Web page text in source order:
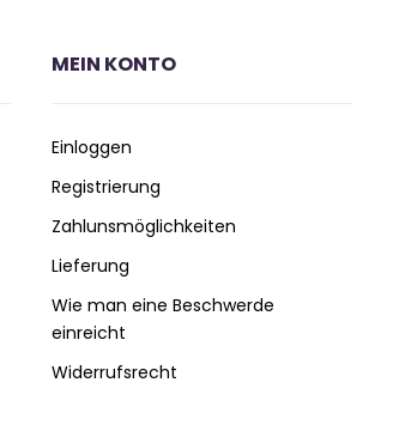
MEIN KONTO
Einloggen
Registrierung
Zahlunsmöglichkeiten
Lieferung
Wie man eine Beschwerde
einreicht
Widerrufsrecht